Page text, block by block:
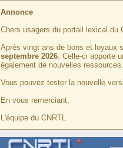
Annonce
Chers usagers du portail lexical du
Après vingt ans de bons et loyaux
septembre 2026. Celle-ci apporte
également de nouvelles ressources.
Vous pouvez tester la nouvelle
En vous remerciant,
L'équipe du CNRTL